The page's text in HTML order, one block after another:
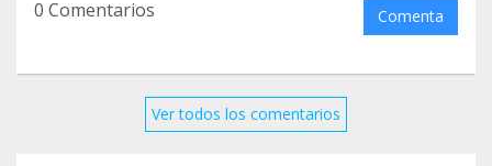
0 Comentarios Comenta
Ver todos los comentarios